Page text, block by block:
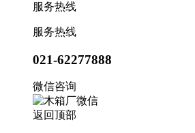
服务热线
服务热线
021-62277888
微信咨询
返回顶部